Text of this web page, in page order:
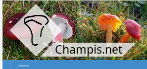
Champis.net